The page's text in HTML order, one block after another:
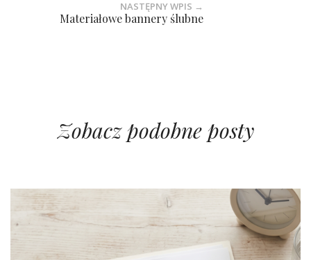
NASTĘPNY WPIS →
Materiałowe bannery ślubne
Zobacz podobne posty